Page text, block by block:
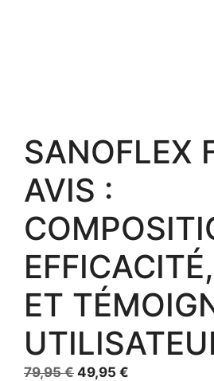
SANOFLEX
AVIS :
ET
79,95€ Le
49,95 €